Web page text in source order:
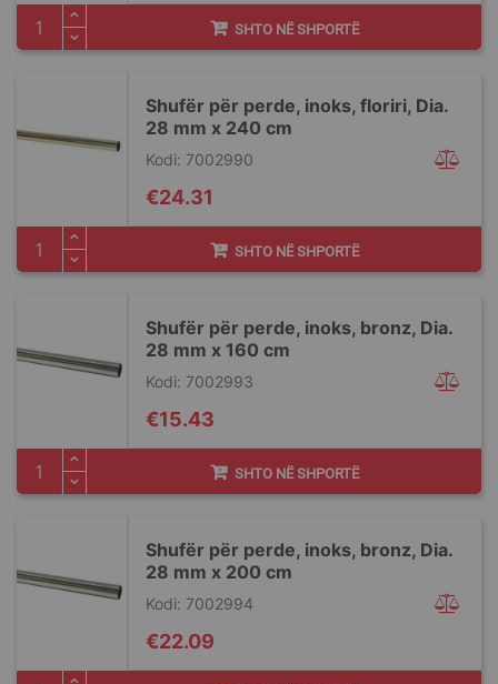
SHTO NË SHPORTË
Shufër për perde, inoks, floriri, Dia.
28 mm x 240 cm
Kodi: 7002990
€24.31
SHTO NË SHPORTË
Shufër për perde, inoks, bronz, Dia.
28 mm x 160 cm
Kodi: 7002993
€15.43
SHTO NË SHPORTË
Shufër për perde, inoks, bronz, Dia.
28 mm x 200 cm
Kodi: 7002994
€22.09